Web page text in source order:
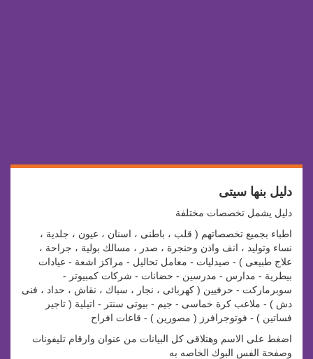
دليل بنها سيتى
دليل يشمل تخصصات مختلفة
اطباء بجميع تخصصاتهم ( قلب ، باطنى ، اسنان ، عيون ، جلدية ،
نساء وتوليد ، انف واذن وحنجرة ، صدر ، مسالك بولية ، جراحة ،
علاج طبيعى ) - صيدليات - معامل تحاليل - مراكز اشعة - عيادات
بيطرية - مدارس - مدرسين - حضانات - شركات كمبيوتر -
سوبرماركت - حرفيين ( كهربائى ، نجار ، سباك ، نقاش ، حداد ، فنى
دش ) - ملاعب كرة خماسى - جيم - بيوتى سنتر - اتيلية ( تاجير
فساتين ) - فوتوجرافرز ( مصورين ) - قاعات افراح
اضغط على الاسم وهتلاقى كل البيانات من عنوان وارقام تليفونات
وصفحة الفس البوك الخاصه به